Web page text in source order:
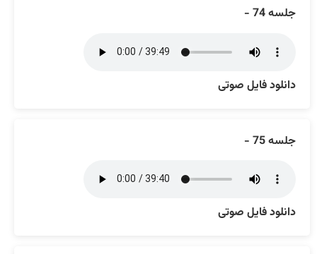
جلسه 74 -
دانلود فایل صوتی
جلسه 75 -
دانلود فایل صوتی